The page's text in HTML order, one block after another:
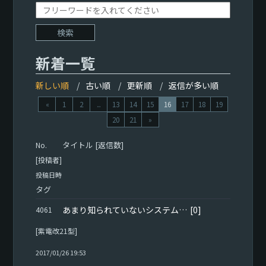
新着一覧
新しい順 古い順 更新順 返信が多い順
« 1 2 ... 13 14 15 16 17 18
19
20
21 »
No. タイトル [返信数]
[投稿者]
投稿日時
タグ
4061 あまり知られていないシステム、ミッションエディターについて [0]
[紫電改21型]
2017/01/26 19:53